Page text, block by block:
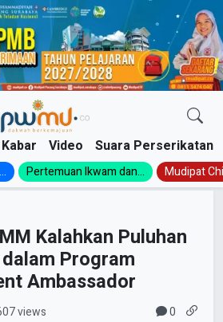
Kabar Video Suara Perserikatan
Pertemuan Ikwam dan... Mudipat
Kalahkan Puluhan
Program
Ambassador
views 0